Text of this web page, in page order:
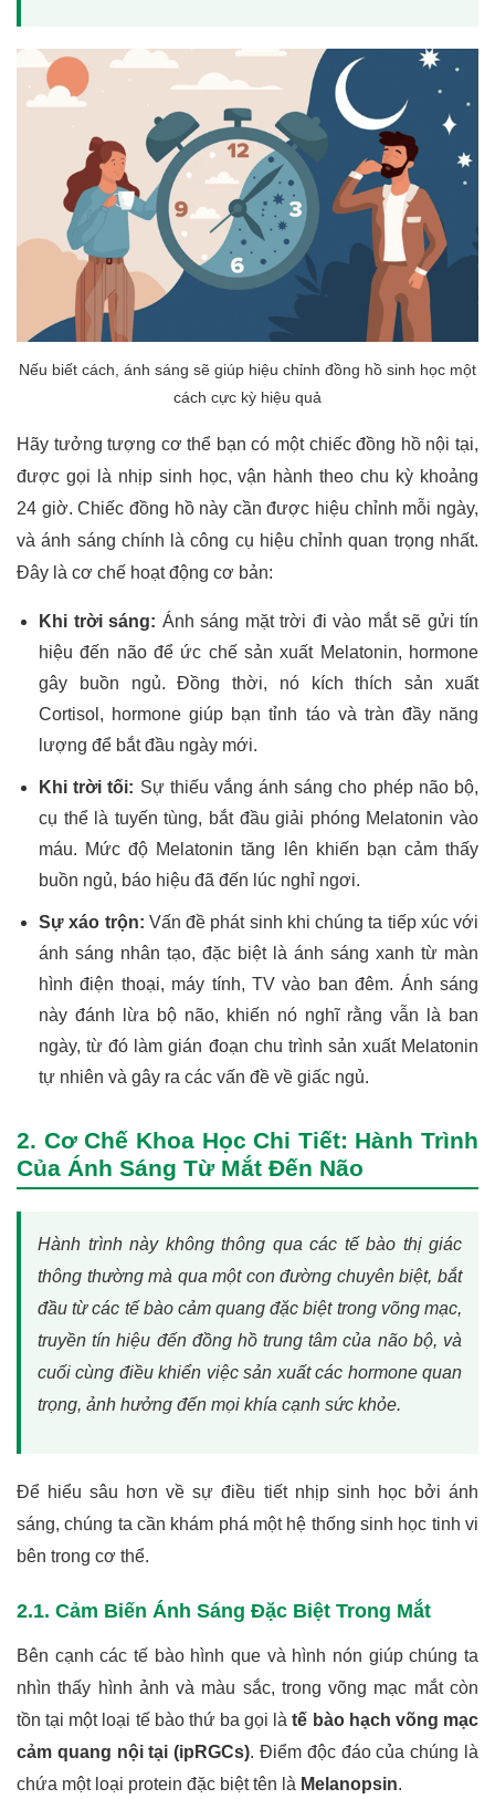
Nếu biết cách, ánh sáng sẽ giúp hiệu chỉnh đồng hồ sinh học một
cách cực kỳ hiệu quả
Hãy tưởng tượng cơ thể bạn có một chiếc đồng hồ nội tại,
được gọi là nhịp sinh học, vận hành theo chu kỳ khoảng
24 giờ. Chiếc đồng hồ này cần được hiệu chỉnh mỗi ngày,
và ánh sáng chính là công cụ hiệu chỉnh quan trọng nhất.
Đây là cơ chế hoạt động cơ bản:
Khi trời sáng: Ánh sáng mặt trời đi vào mắt sẽ gửi tín
hiệu đến não để ức chế sản xuất Melatonin, hormone
gây buồn ngủ. Đồng thời, nó kích thích sản xuất
Cortisol, hormone giúp bạn tỉnh táo và tràn đầy năng
lượng để bắt đầu ngày mới.
Khi trời tối: Sự thiếu vắng ánh sáng cho phép não bộ,
cụ thể là tuyến tùng, bắt đầu giải phóng Melatonin vào
máu. Mức độ Melatonin tăng lên khiến bạn cảm thấy
buồn ngủ, báo hiệu đã đến lúc nghỉ ngơi.
Sự xáo trộn: Vấn đề phát sinh khi chúng ta tiếp xúc với
ánh sáng nhân tạo, đặc biệt là ánh sáng xanh từ màn
hình điện thoại, máy tính, TV vào ban đêm. Ánh sáng
này đánh lừa bộ não, khiến nó nghĩ rằng vẫn là ban
ngày, từ đó làm gián đoạn chu trình sản xuất Melatonin
tự nhiên và gây ra các vấn đề về giấc ngủ.
2. Cơ Chế Khoa Học Chi Tiết: Hành Trình
Của Ánh Sáng Từ Mắt Đến Não
Hành trình này không thông qua các tế bào thị giác
thông thường mà qua một con đường chuyên biệt, bắt
đầu từ các tế bào cảm quang đặc biệt trong võng mạc,
truyền tín hiệu đến đồng hồ trung tâm của não bộ, và
cuối cùng điều khiển việc sản xuất các hormone quan
trọng, ảnh hưởng đến mọi khía cạnh sức khỏe.
Để hiểu sâu hơn về sự điều tiết nhịp sinh học bởi ánh
sáng, chúng ta cần khám phá một hệ thống sinh học tinh vi
bên trong cơ thể.
2.1. Cảm Biến Ánh Sáng Đặc Biệt Trong Mắt
Bên cạnh các tế bào hình que và hình nón giúp chúng ta
nhìn thấy hình ảnh và màu sắc, trong võng mạc mắt còn
tồn tại một loại tế bào thứ ba gọi làtế bào hạch võng mạc
cảm quang nội tại (ipRGCs). Điểm độc đáo của chúng là
chứa một loại protein đặc biệt tên là Melanopsin.